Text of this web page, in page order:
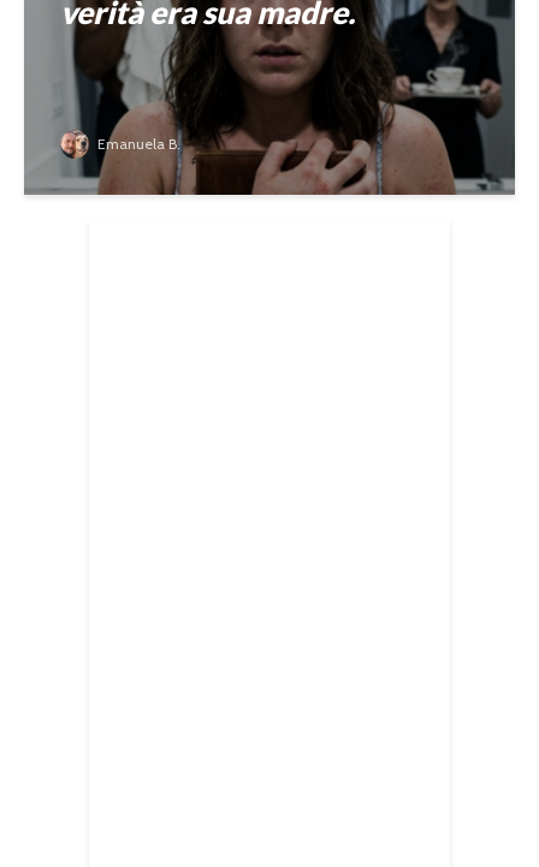
verità era sua madre.
Emanuela B.